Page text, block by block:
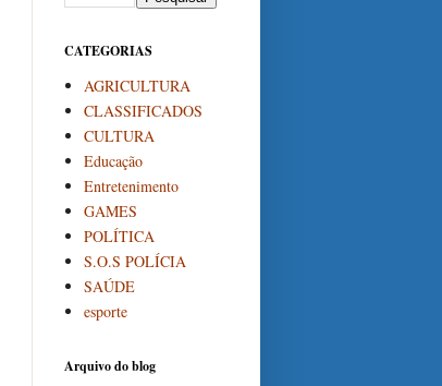
CATEGORIAS
AGRICULTURA
CLASSIFICADOS
CULTURA
Educação
Entretenimento
GAMES
POLÍTICA
S.O.S POLÍCIA
SAÚDE
esporte
Arquivo do blog